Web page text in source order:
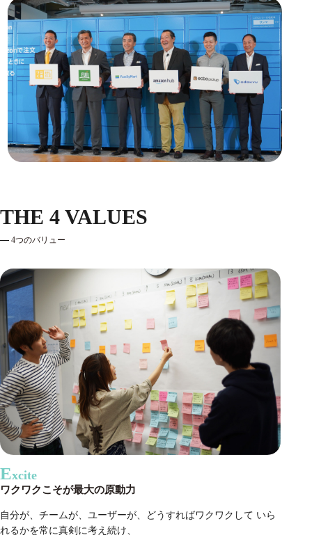
THE 4 VALUES
4つのバリュー
Excite
ワクワクこそが最大の原動力
自分が、チームが、ユーザーが、どうすればワクワクして いら
れるかを常に真剣に考え続け、